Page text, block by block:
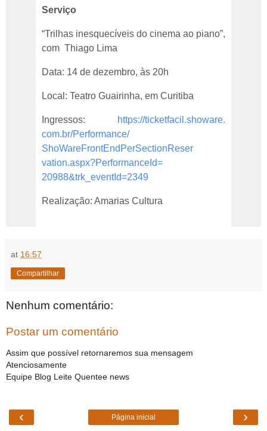
Serviço
“Trilhas inesquecíveis do cinema ao piano”,
com Thiago Lima
Data: 14 de dezembro, às 20h
Local: Teatro Guairinha, em Curitiba
Ingressos:
https://ticketfacil.showare.
com.br/Performance/
ShoWareFrontEndPerSectionReser
vation.aspx?PerformanceId=
20988&trk_eventId=2349
Realização: Amarias Cultura
at 16:57
Compartilhar
Nenhum comentário:
Postar um comentário
Assim que possível retornaremos sua mensagem
Atenciosamente
Equipe Blog Leite Quentee news
‹ ›
Página inicial